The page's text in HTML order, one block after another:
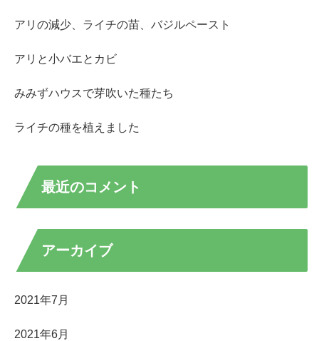
アリの減少、ライチの苗、バジルペースト
アリと小バエとカビ
みみずハウスで芽吹いた種たち
ライチの種を植えました
最近のコメント
アーカイブ
2021年7月
2021年6月